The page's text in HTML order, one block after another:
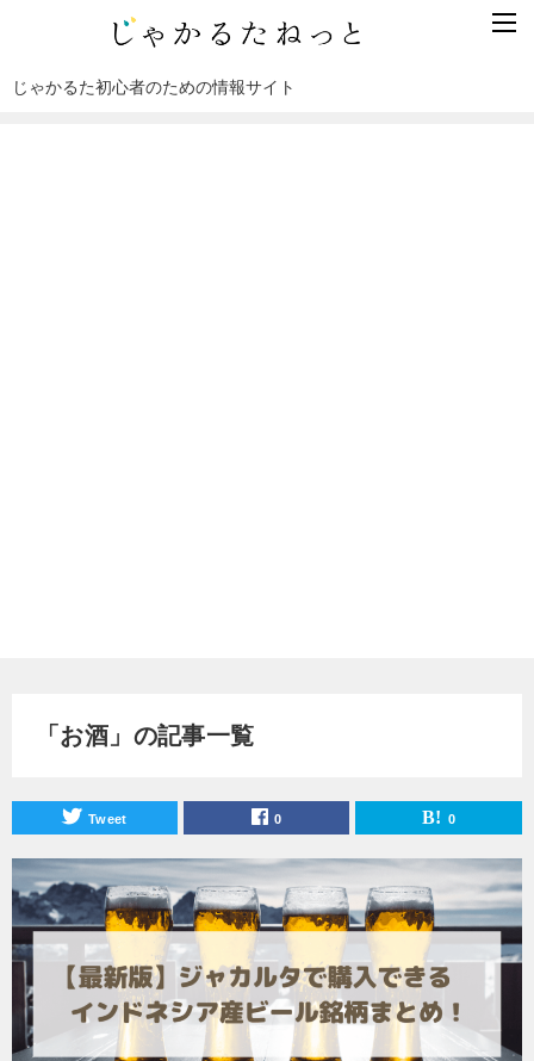
じゃかるた初心者のための情報サイト
「お酒」の記事一覧
Tweet 0 0